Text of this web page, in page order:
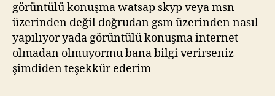
görüntülü konuşma watsap skyp veya msn
üzerinden değil doğrudan gsm üzerinden nasıl
yapılıyor yada görüntülü konuşma internet
olmadan olmuyormu bana bilgi verirseniz
şimdiden teşekkür ederim